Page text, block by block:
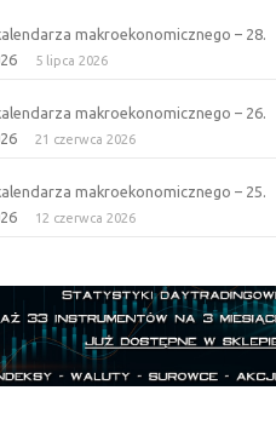
makroekonomicznego – 28.
5 lipca 2026
makroekonomicznego – 26.
21 czerwca 2026
makroekonomicznego – 25.
12 czerwca 2026